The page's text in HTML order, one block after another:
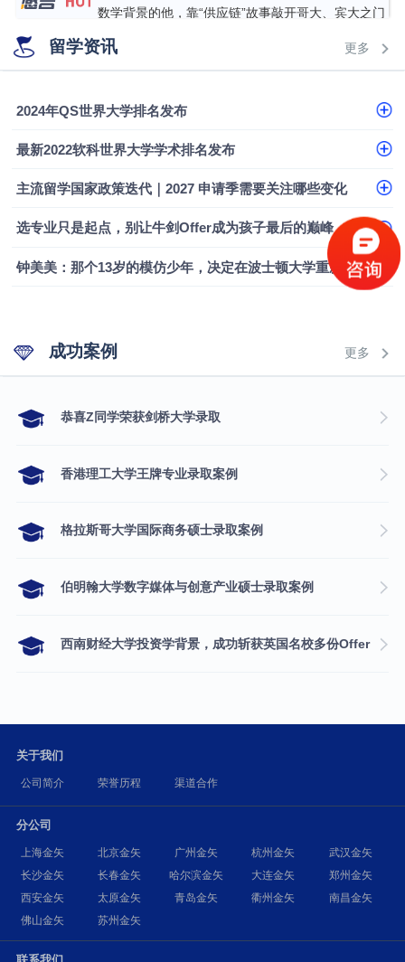
硕士录取
数学背景的他，靠“供应链”故事敲开哥大、宾大之门
专科逆袭伦敦大学学院UCL录取案例解析
香港浸会大学伦理与公共事务硕士录取
从上海财大2+2到谢菲尔德：低均分逆袭QS百强金
留学资讯 更多
2024年QS世界大学排名发布
最新2022软科世界大学学术排名发布
主流留学国家政策迭代｜2027 申请季需要关注哪些变化
选专业只是起点，别让牛剑Offer成为孩子最后的巅峰
钟美美：那个13岁的模仿少年，决定在波士顿大学重新定义自己
成功案例 更多
​恭喜Z同学荣获剑桥大学录取
香港理工大学王牌专业录取案例
格拉斯哥大学国际商务硕士录取案例
伯明翰大学数字媒体与创意产业硕士录取案例
西南财经大学投资学背景，成功斩获英国名校多份Offer
关于我们
公司简介 荣誉历程 渠道合作
分公司
上海金矢 北京金矢 广州金矢 杭州金矢
武汉金矢
长沙金矢
长春金矢 哈尔滨金矢 大连金矢
郑州金矢
西安金矢
太原金矢 青岛金矢 衢州金矢
南昌金矢
佛山金矢
苏州金矢